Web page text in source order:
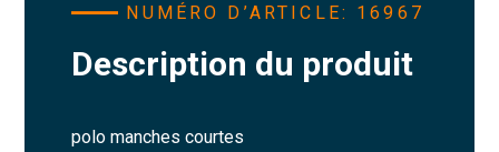
NUMÉRO D’ARTICLE: 16967
Description du produit
polo manches courtes